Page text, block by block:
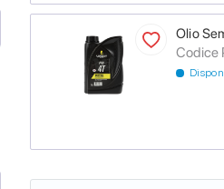
Olio
Codice